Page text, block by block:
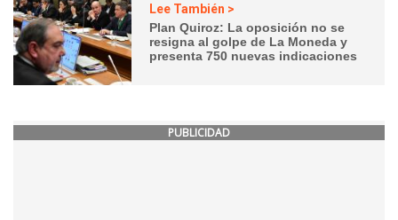
Lee También >
Plan Quiroz: La oposición no se
resigna al golpe de La Moneda y
presenta 750 nuevas indicaciones
PUBLICIDAD